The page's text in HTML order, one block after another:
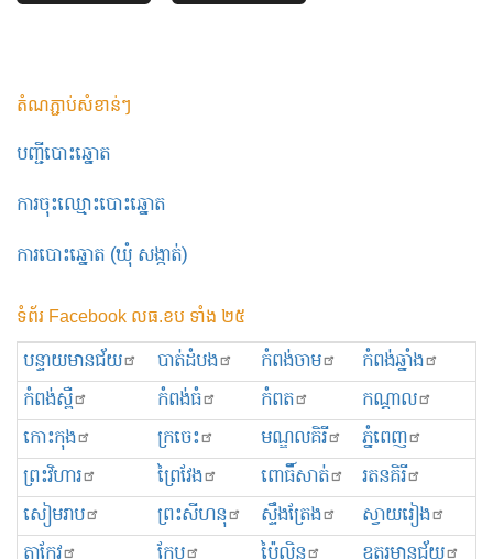
តំណភ្ជាប់សំខាន់ៗ
បញ្ជីបោះឆ្នោត
ការចុះឈ្មោះបោះឆ្នោត
ការបោះឆ្នោត (ឃុំ សង្កាត់)
ទំព័រ Facebook លធ.ខប ទាំង ២៥
បន្ទាយមានជ័យ បាត់ដំបង កំពង់ចាម
កំពង់ឆ្នាំង
កំពង់ស្ពឺ
កំពង់ធំ កំពត
កណ្ដាល
កោះកុង
ក្រចេះ មណ្ឌលគិរី
ភ្នំពេញ
ព្រះ​វិហារ
ព្រៃវែង ពោធិ៍សាត់
រតនគិរី
សៀមរាប
ព្រះសីហនុ ស្ទឹងត្រែង
ស្វាយរៀង